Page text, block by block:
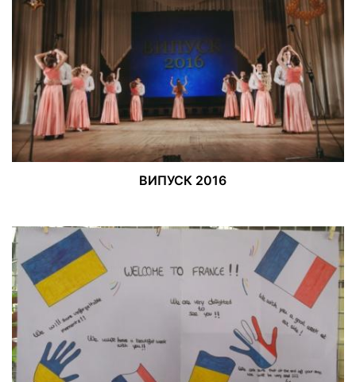
ВИПУСК 2016